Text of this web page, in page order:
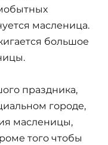
масленица.
большое
праздника,
городе,
масленицы,
того чтобы